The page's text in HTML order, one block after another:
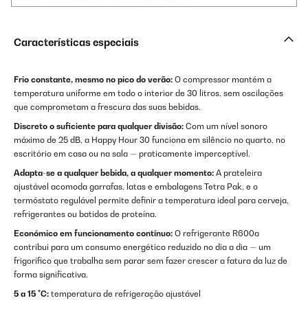
Características especiais
Frio constante, mesmo no pico do verão: O compressor mantém a
temperatura uniforme em todo o interior de 30 litros, sem oscilações
que comprometam a frescura das suas bebidas.
Discreto o suficiente para qualquer divisão: Com um nível sonoro
máximo de 25 dB, a Happy Hour 30 funciona em silêncio no quarto, no
escritório em casa ou na sala — praticamente imperceptível.
Adapta-se a qualquer bebida, a qualquer momento: A prateleira
ajustável acomoda garrafas, latas e embalagens Tetra Pak, e o
termóstato regulável permite definir a temperatura ideal para cerveja,
refrigerantes ou batidos de proteína.
Económico em funcionamento contínuo: O refrigerante R600a
contribui para um consumo energético reduzido no dia a dia — um
frigorífico que trabalha sem parar sem fazer crescer a fatura da luz de
forma significativa.
5 a 15 °C: temperatura de refrigeração ajustável